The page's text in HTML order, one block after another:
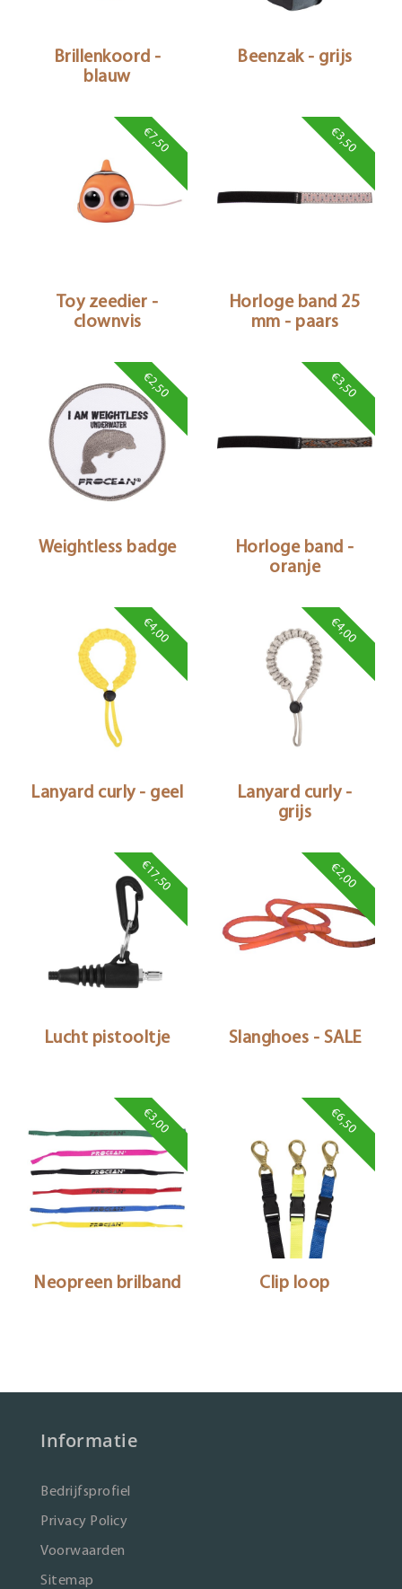
Brillenkoord -
blauw
Beenzak - grijs
€7,50
Toy zeedier -
clownvis
€3,50
Horloge band 25
mm - paars
€2,50
Weightless badge
€3,50
Horloge band -
oranje
€4,00
Lanyard curly - geel
€4,00
Lanyard curly -
grijs
€17,50
Lucht pistooltje
€2,00
Slanghoes - SALE
€3,00
Neopreen brilband
€6,50
Clip loop
Informatie
Bedrijfsprofiel
Privacy Policy
Voorwaarden
Sitemap